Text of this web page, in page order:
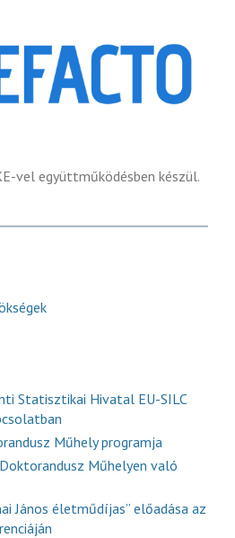
vel együttműködésben készül.
Statisztikai Hivatal EU-SILC
Műhely programja
Műhelyen való
János életműdíjas” előadása az